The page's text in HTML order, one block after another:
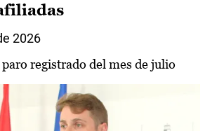
2026
registrado del mes de julio